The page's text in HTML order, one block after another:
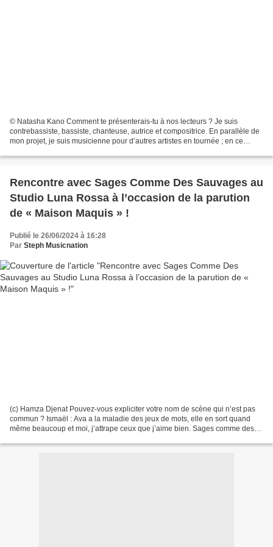
© Natasha Kano Comment te présenterais-tu à nos lecteurs ? Je suis
contrebassiste, bassiste, chanteuse, autrice et compositrice. En parallèle de
mon projet, je suis musicienne pour d’autres artistes en tournée ; en ce
Rencontre avec Sages Comme Des Sauvages au
Studio Luna Rossa à l’occasion de la parution
de « Maison Maquis » !
Publié le 26/06/2024 à 16:28
Par Steph Musicnation
(c) Hamza Djenat Pouvez-vous expliciter votre nom de scène qui n’est pas
commun ? Ismaël : Ava a la maladie des jeux de mots, elle en sort quand
même beaucoup et moi, j’attrape ceux que j’aime bien. Sages comme des